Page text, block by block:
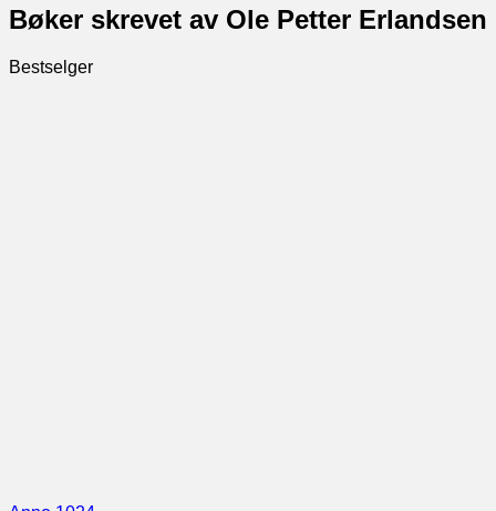
Bøker skrevet av Ole Petter Erlandsen
Bestselger